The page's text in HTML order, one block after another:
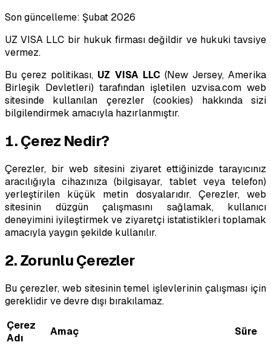
Son güncelleme: Şubat 2026
UZ VISA LLC bir hukuk firması değildir ve hukuki tavsiye
vermez.
Bu çerez politikası, UZ VISA LLC(New Jersey, Amerika
Birleşik Devletleri) tarafından işletilen uzvisa.com web
sitesinde kullanılan çerezler (cookies) hakkında sizi
bilgilendirmek amacıyla hazırlanmıştır.
1. Çerez Nedir?
Çerezler, bir web sitesini ziyaret ettiğinizde tarayıcınız
aracılığıyla cihazınıza (bilgisayar, tablet veya telefon)
yerleştirilen küçük metin dosyalarıdır. Çerezler, web
sitesinin düzgün çalışmasını sağlamak, kullanıcı
deneyimini iyileştirmek ve ziyaretçi istatistikleri toplamak
amacıyla yaygın şekilde kullanılır.
2. Zorunlu Çerezler
Bu çerezler, web sitesinin temel işlevlerinin çalışması için
gereklidir ve devre dışı bırakılamaz.
Çerez
Adı
Amaç Süre